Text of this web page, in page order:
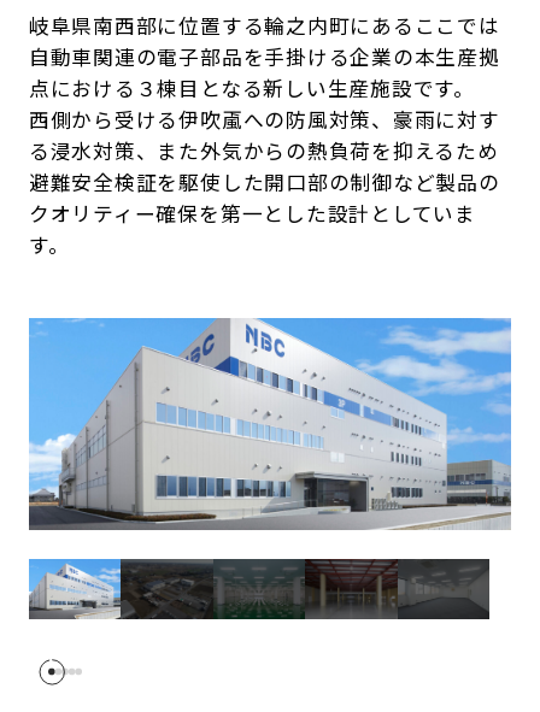
岐阜県南西部に位置する輪之内町にあるここでは
自動車関連の電子部品を手掛ける企業の本生産拠
点における３棟目となる新しい生産施設です。
西側から受ける伊吹颪への防風対策、豪雨に対す
る浸水対策、また外気からの熱負荷を抑えるため
避難安全検証を駆使した開口部の制御など製品の
クオリティー確保を第一とした設計としていま
す。